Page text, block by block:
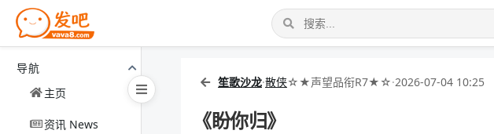
导航
主页
资讯 News
笙歌沙龙·散侠☆★声望品衔R7★☆·2026-07-04 10:25
《盼你归》